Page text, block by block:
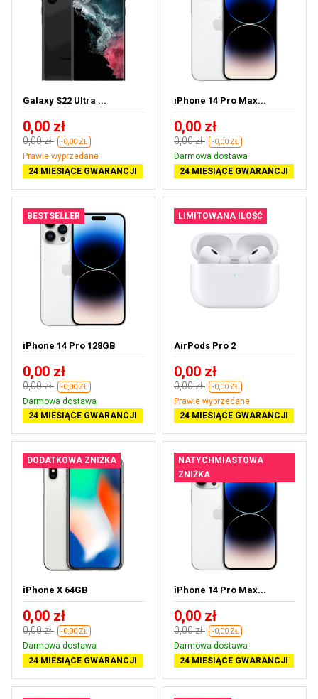
Galaxy S22 Ultra ...
0,00 zł
0,00 zł -0,00 ZŁ
Prawie wyprzedane
24 MIESIĄCE GWARANCJI
iPhone 14 Pro Max...
0,00 zł
0,00 zł -0,00 ZŁ
Darmowa dostawa
24 MIESIĄCE GWARANCJI
BESTSELLER
iPhone 14 Pro 128GB
0,00 zł
0,00 zł -0,00 ZŁ
Darmowa dostawa
24 MIESIĄCE GWARANCJI
LIMITOWANA ILOŚĆ
AirPods Pro 2
0,00 zł
0,00 zł -0,00 ZŁ
Prawie wyprzedane
24 MIESIĄCE GWARANCJI
DODATKOWA ZNIŻKA
iPhone X 64GB
0,00 zł
0,00 zł -0,00 ZŁ
Darmowa dostawa
24 MIESIĄCE GWARANCJI
NATYCHMIASTOWA
ZNIŻKA
iPhone 14 Pro Max...
0,00 zł
0,00 zł -0,00 ZŁ
Darmowa dostawa
24 MIESIĄCE GWARANCJI